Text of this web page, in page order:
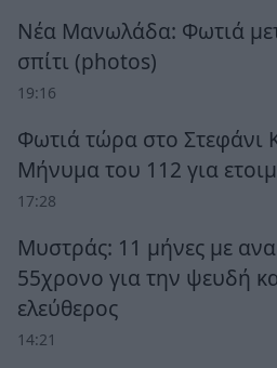
Νέα Μανωλάδα: Φωτιά
σπίτι (photos)
19:16
Φωτιά τώρα στο Στεφάνι
Μήνυμα του 112 για
17:28
Μυστράς: 11 μήνες με
55χρονο για την ψευδή
ελεύθερος
14:21